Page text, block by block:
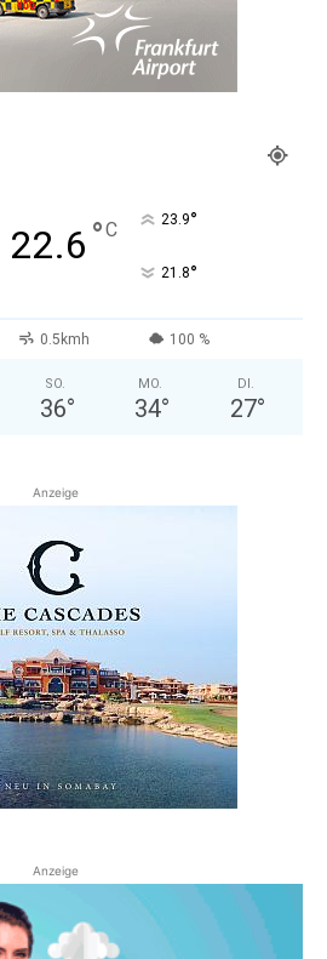
22.6 °C 23.9°
21.8°
0.5kmh 100 %
SO.
36°
MO.
34°
DI.
27°
Anzeige
Anzeige